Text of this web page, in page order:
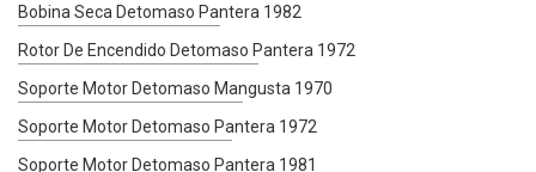
Bobina Seca Detomaso Pantera 1982
Rotor De Encendido Detomaso Pantera 1972
Soporte Motor Detomaso Mangusta 1970
Soporte Motor Detomaso Pantera 1972
Soporte Motor Detomaso Pantera 1981